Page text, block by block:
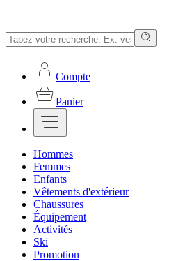
Compte
Panier
Hommes
Femmes
Enfants
Vêtements d'extérieur
Chaussures
Équipement
Activités
Ski
Promotion